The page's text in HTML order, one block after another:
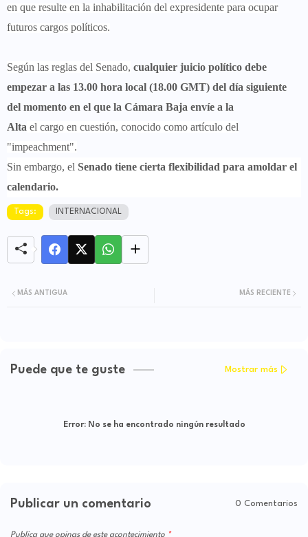
en que resulte en la inhabilitación del expresidente para ocupar
futuros cargos políticos.
Según las reglas del Senado, cualquier juicio político debe
empezar a las 13.00 hora local (18.00 GMT) del día siguiente
del momento en el que la Cámara Baja envíe a la
Alta el cargo en cuestión, conocido como artículo del
"impeachment".
Sin embargo, el Senado tiene cierta flexibilidad para amoldar el
calendario.
Tags: INTERNACIONAL
MÁS RECIENTE
MÁS ANTIGUA
Puede que te guste Mostrar más
Error:No se ha encontrado ningún resultado
Publicar un comentario 0 Comentarios
Publica que opinas de este acontecimiento